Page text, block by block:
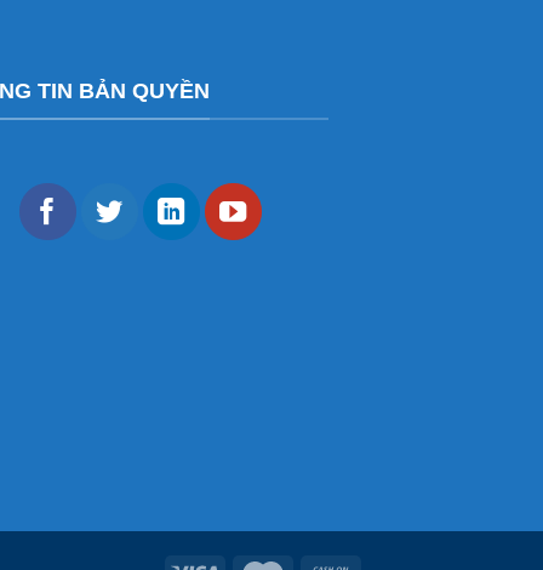
TIN BẢN QUYỀN